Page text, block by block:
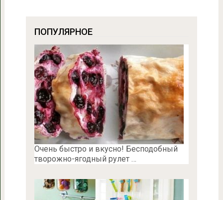
ПОПУЛЯРНОЕ
Очень быстро и вкусно! Бесподобный
творожно-ягодный рулет …